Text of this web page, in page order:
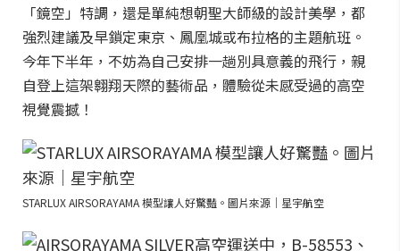
「鏡空」特調，還是單純想朝聖大師級的設計美學，都
強烈建議及早鎖定東京、鳳凰城或布拉格的主題航班。
今年下半年，不妨為自己安排一趟別具意義的飛行，親
自登上這架翱翔天際的藝術品，體驗從未感受過的高空
視覺震撼！
STARLUX AIRSORAYAMA 模型讓人好驚豔。圖片來源｜星宇航空